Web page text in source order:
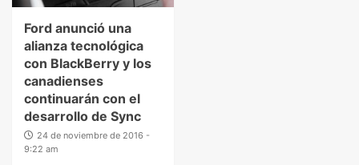
Ford anunció una
alianza tecnológica
con BlackBerry y los
canadienses
continuarán con el
desarrollo de Sync
24 de noviembre de 2016 -
9:22 am